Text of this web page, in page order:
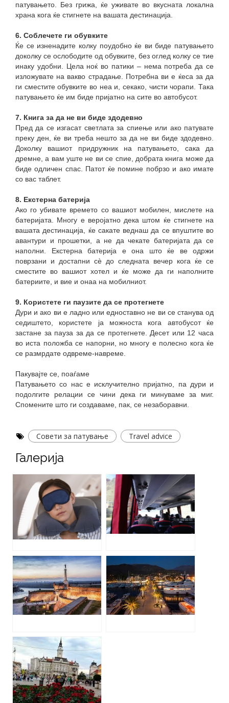
патувањето. Без грижа, ќе уживате во вкусната локална
храна кога ќе стигнете на вашата дестинација.
6. Соблечете ги обувките
Ќе се изненадите колку поудобно ќе ви биде патувањето
доколку се ослободите од обувките, без оглед колку се тие
инаку удобни. Цела ноќ во патики – нема потреба да се
изложувате на вакво страдање. Потребна ви е ќеса за да
ги сместите обувките во неа и, секако, чисти чорапи. Така
патувањето ќе им биде пријатно на сите во автобусот.
7. Книга за да не ви биде здодевно
Пред да се изгасат светлата за спиење или ако патувате
преку ден, ќе ви треба нешто за да не ви биде здодевно.
Доколку вашиот придружник на патувањето, сака да
дремне, а вам уште не ви се спие, добрата книга може да
биде одличен спас. Патот ќе помине побрзо и ако имате
со вас таблет.
8. Екстерна батерија
Ако го убивате времето со вашиот мобилен, мислете на
батеријата. Многу е веројатно дека штом ќе стигнете на
вашата дестинација, ќе сакате веднаш да се впуштите во
авантури и прошетки, а не да чекате батеријата да се
наполни. Екстерна батерија е она што ќе ве одржи
поврзани и достапни сè до следната вечер кога ќе се
сместите во вашиот хотел и ќе може да ги наполните
батериите, и вие и онаа на мобилниот.
9. Користете ги паузите да се протегнете
Дури и ако ви е ладно или едноставно не ви се станува од
седиштето, користете ја можноста кога автобусот ќе
застане за пауза за да се протегнете. Десет или 12 часа
во иста положба се напорни, но многу е полесно кога ќе
се размрдате одвреме-навреме.
Пакувајте се, поаѓаме
Патувањето со нас е исклучително пријатно, па дури и
подолгите релации се чини дека ги минуваме за миг.
Спомените што ги создаваме, пак, се незаборавни.
Совети за патување Travel advice
Галерија